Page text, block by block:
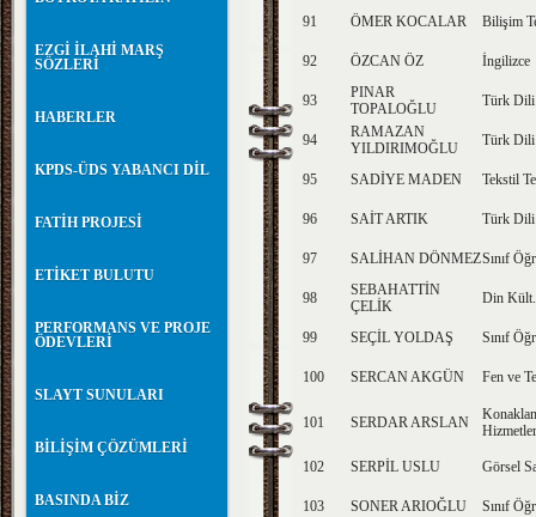
EZGİ İLAHİ MARŞ
SÖZLERİ
HABERLER
KPDS-ÜDS YABANCI DİL
FATİH PROJESİ
ETİKET BULUTU
PERFORMANS VE PROJE
ÖDEVLERİ
SLAYT SUNULARI
BİLİŞİM ÇÖZÜMLERİ
BASINDA BİZ
91 ÖMER KOCALAR Bilişim
92 ÖZCAN ÖZ İngilizce
93
PINAR
TOPALOĞLU
Türk Dili
94
RAMAZAN
YILDIRIMOĞLU
Türk Dili
95 SADİYE MADEN Tekstil
96 SAİT ARTIK Türk Dili
97 SALİHAN DÖNMEZSınıf
98
SEBAHATTİN
ÇELİK
Din
99 SEÇİL YOLDAŞ Sınıf
100 SERCAN AKGÜN Fen ve
101 SERDAR ARSLAN
102 SERPİL USLU Görsel
103 SONER ARIOĞLU Sınıf